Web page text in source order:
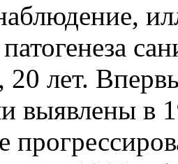
лет.
выявлены в